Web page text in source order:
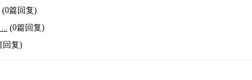
(0篇回复)
(0篇回复)
回复)